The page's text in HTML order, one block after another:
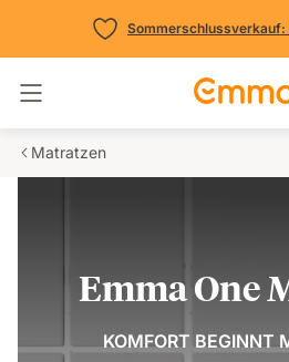
Sommerschlussverkauf:
Navigation umschalten
Matratzen
Emma One
KOMFORT BEGINNT